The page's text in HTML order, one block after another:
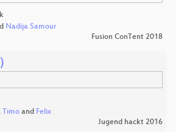
Nadija Samour
Fusion ConTent 2018
Timo and Felix
Jugend hackt 2016